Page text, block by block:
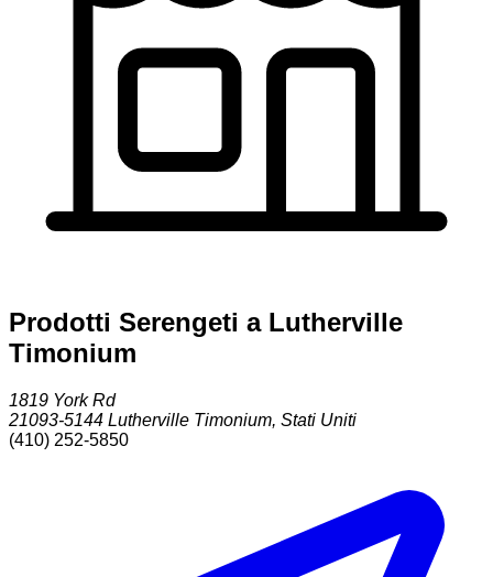
Prodotti Serengeti a Lutherville
Timonium
1819 York Rd
21093-5144 Lutherville Timonium, Stati Uniti
(410) 252-5850